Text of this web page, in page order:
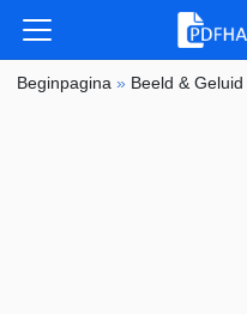
Beginpagina » Beeld & Geluid